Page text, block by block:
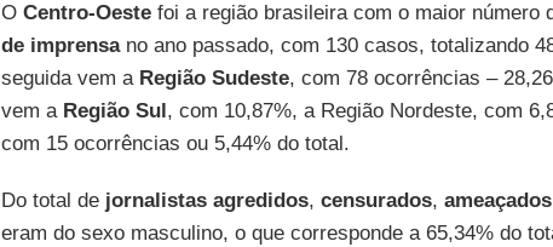
O Centro-Oestefoi a região brasileira com o maior número
de imprensano ano passado, com 130 casos, totalizando
seguida vem a Região Sudeste, com 78 ocorrências –
vem a Região Sul, com 10,87%, a Região Nordeste, com
com 15 ocorrências ou 5,44% do total.
Do total de jornalistas agredidos, censurados, ameaçados
eram do sexo masculino, o que corresponde a 65,34% do